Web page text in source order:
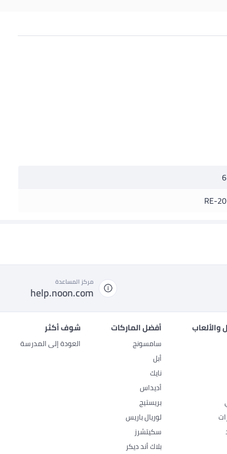
RE-
مركز المساعدة
help.noon.com
أفضل الماركات
سامسونج
أبل
نايك
أديداس
بريستيج
لوريال باريس
سكيتشرز
بلاك أند ديكر
شوف أكثر
العودة إلى المدرسة